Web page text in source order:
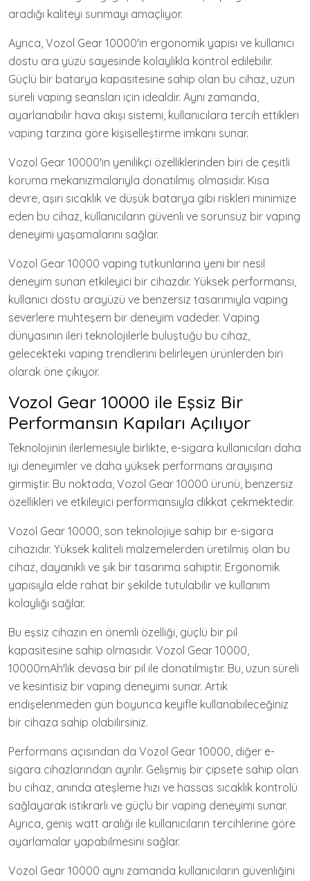
aradığı kaliteyi sunmayı amaçlıyor.
Ayrıca, Vozol Gear 10000'in ergonomik yapısı ve kullanıcı
dostu ara yüzü sayesinde kolaylıkla kontrol edilebilir.
Güçlü bir batarya kapasitesine sahip olan bu cihaz, uzun
süreli vaping seansları için idealdir. Aynı zamanda,
ayarlanabilir hava akışı sistemi, kullanıcılara tercih ettikleri
vaping tarzına göre kişiselleştirme imkanı sunar.
Vozol Gear 10000'in yenilikçi özelliklerinden biri de çeşitli
koruma mekanizmalarıyla donatılmış olmasıdır. Kısa
devre, aşırı sıcaklık ve düşük batarya gibi riskleri minimize
eden bu cihaz, kullanıcıların güvenli ve sorunsuz bir vaping
deneyimi yaşamalarını sağlar.
Vozol Gear 10000 vaping tutkunlarına yeni bir nesil
deneyim sunan etkileyici bir cihazdır. Yüksek performansı,
kullanıcı dostu arayüzü ve benzersiz tasarımıyla vaping
severlere muhteşem bir deneyim vadeder. Vaping
dünyasının ileri teknolojilerle buluştuğu bu cihaz,
gelecekteki vaping trendlerini belirleyen ürünlerden biri
olarak öne çıkıyor.
Vozol Gear 10000 ile Eşsiz Bir
Performansın Kapıları Açılıyor
Teknolojinin ilerlemesiyle birlikte, e-sigara kullanıcıları daha
iyi deneyimler ve daha yüksek performans arayışına
girmiştir. Bu noktada, Vozol Gear 10000 ürünü, benzersiz
özellikleri ve etkileyici performansıyla dikkat çekmektedir.
Vozol Gear 10000, son teknolojiye sahip bir e-sigara
cihazıdır. Yüksek kaliteli malzemelerden üretilmiş olan bu
cihaz, dayanıklı ve şık bir tasarıma sahiptir. Ergonomik
yapısıyla elde rahat bir şekilde tutulabilir ve kullanım
kolaylığı sağlar.
Bu eşsiz cihazın en önemli özelliği, güçlü bir pil
kapasitesine sahip olmasıdır. Vozol Gear 10000,
10000mAh'lik devasa bir pil ile donatılmıştır. Bu, uzun süreli
ve kesintisiz bir vaping deneyimi sunar. Artık
endişelenmeden gün boyunca keyifle kullanabileceğiniz
bir cihaza sahip olabilirsiniz.
Performans açısından da Vozol Gear 10000, diğer e-
sigara cihazlarından ayrılır. Gelişmiş bir çipsete sahip olan
bu cihaz, anında ateşleme hızı ve hassas sıcaklık kontrolü
sağlayarak istikrarlı ve güçlü bir vaping deneyimi sunar.
Ayrıca, geniş watt aralığı ile kullanıcıların tercihlerine göre
ayarlamalar yapabilmesini sağlar.
Vozol Gear 10000 aynı zamanda kullanıcıların güvenliğini